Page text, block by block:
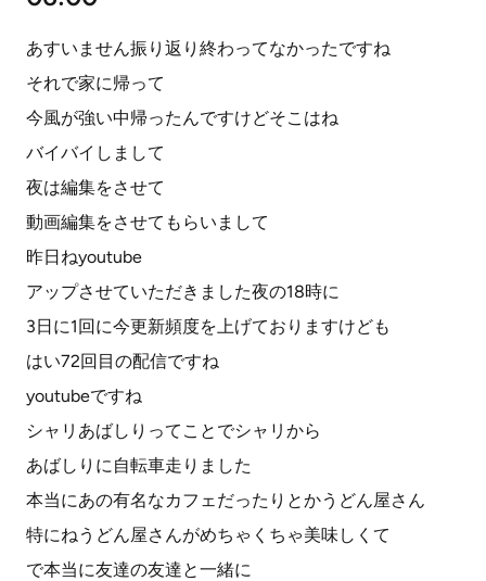
あすいません振り返り終わってなかったですね
それで家に帰って
今風が強い中帰ったんですけどそこはね
バイバイしまして
夜は編集をさせて
動画編集をさせてもらいまして
昨日ねyoutube
アップさせていただきました夜の18時に
3日に1回に今更新頻度を上げておりますけども
はい72回目の配信ですね
youtubeですね
シャリあばしりってことでシャリから
あばしりに自転車走りました
本当にあの有名なカフェだったりとかうどん屋さん
特にねうどん屋さんがめちゃくちゃ美味しくて
で本当に友達の友達と一緒に